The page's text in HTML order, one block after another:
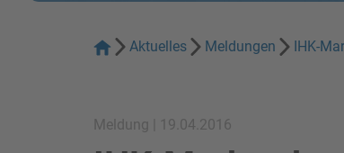
Aktuelles Meldungen IHK-
Meldung | 19.04.2016